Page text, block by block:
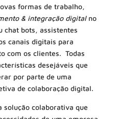
formas de trabalho,
& integração digitalno
chat bots, assistentes
canais digitais para
com os clientes. Todas
desejáveis que
por parte de uma
de colaboração digital.
solução colaborativa que